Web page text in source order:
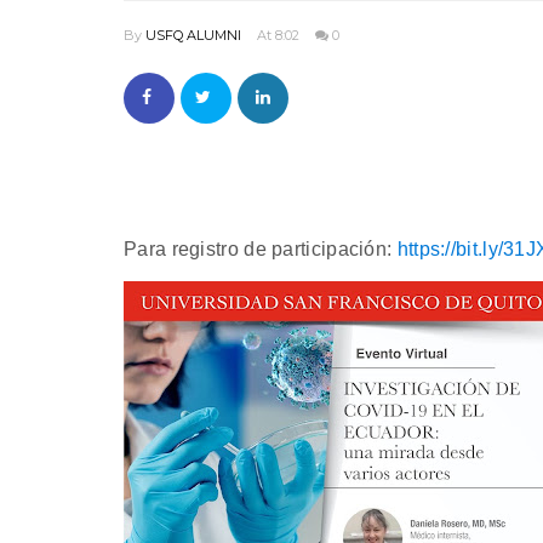
By USFQ ALUMNI At 8:02 0
Para registro de participación: https://bit.ly/